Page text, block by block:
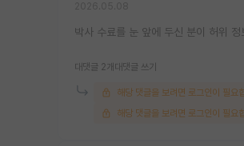
박사 수료를 눈 앞에 두신 분이 허위
대댓글 2개 대댓글 쓰기
해당 댓글을 보려면 로그인이 필요
해당 댓글을 보려면 로그인이 필요